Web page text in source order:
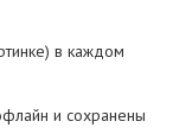
в каждом
и сохранены